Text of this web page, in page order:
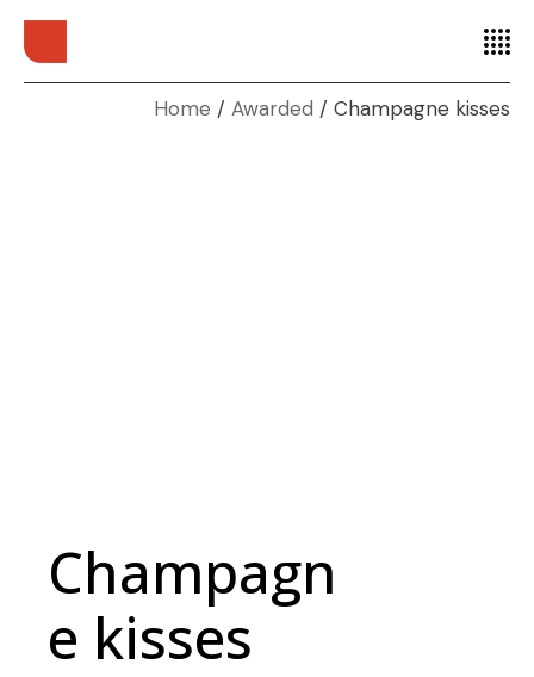
Home Awarded Champagne kisses
Champagn
e kisses